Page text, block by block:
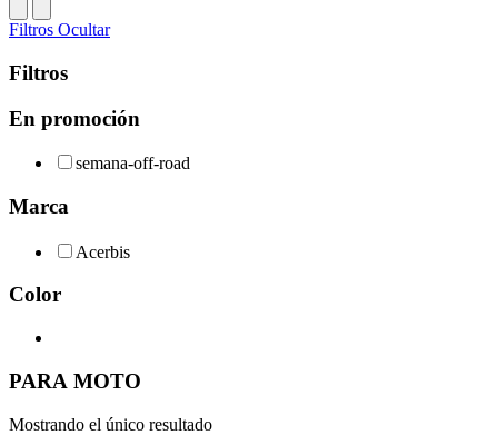
Filtros Ocultar
Filtros
En promoción
semana-off-road
Marca
Acerbis
Color
PARA MOTO
Mostrando el único resultado